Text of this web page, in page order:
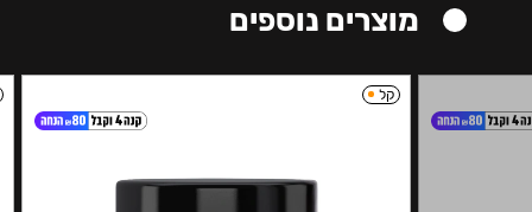
מוצרים נוספים
קל